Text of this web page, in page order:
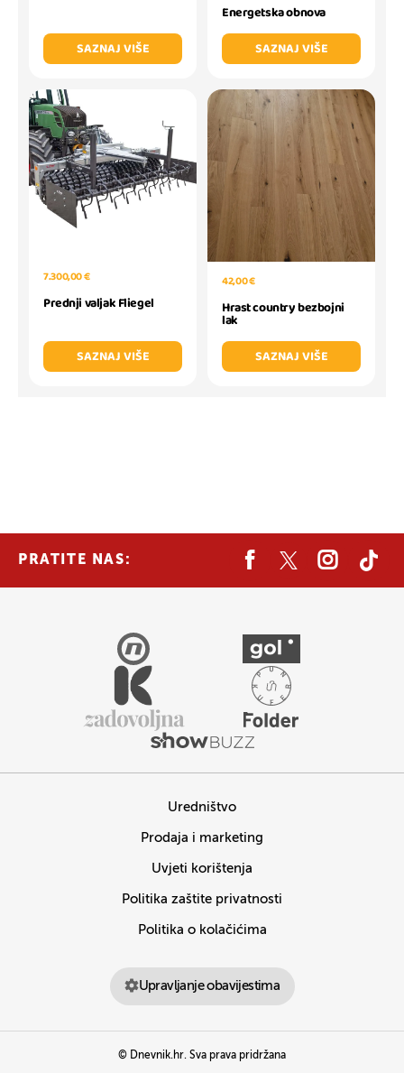
SAZNAJ VIŠE
Energetska obnova
SAZNAJ VIŠE
7.300,00 €
Prednji valjak Fliegel
SAZNAJ VIŠE
42,00 €
Hrast country bezbojni
lak
SAZNAJ VIŠE
PRATITE NAS:
Uredništvo
Prodaja i marketing
Uvjeti korištenja
Politika zaštite privatnosti
Politika o kolačićima
Upravljanje obavijestima
© Dnevnik.hr. Sva prava pridržana